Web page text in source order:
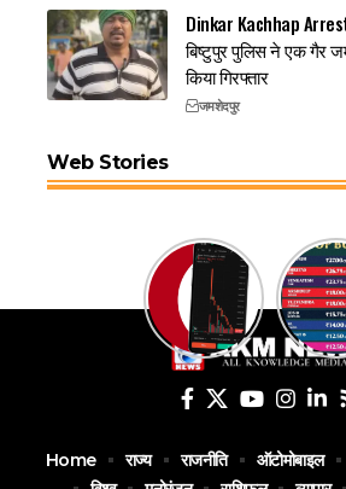
Dinkar Kachhap
बिष्टुपुर पुलिस ने एक गैर
किया गिरफ्तार
जमशेदपुर
Web Stories
Home राज्य राजनीति ऑटोमोबाइल